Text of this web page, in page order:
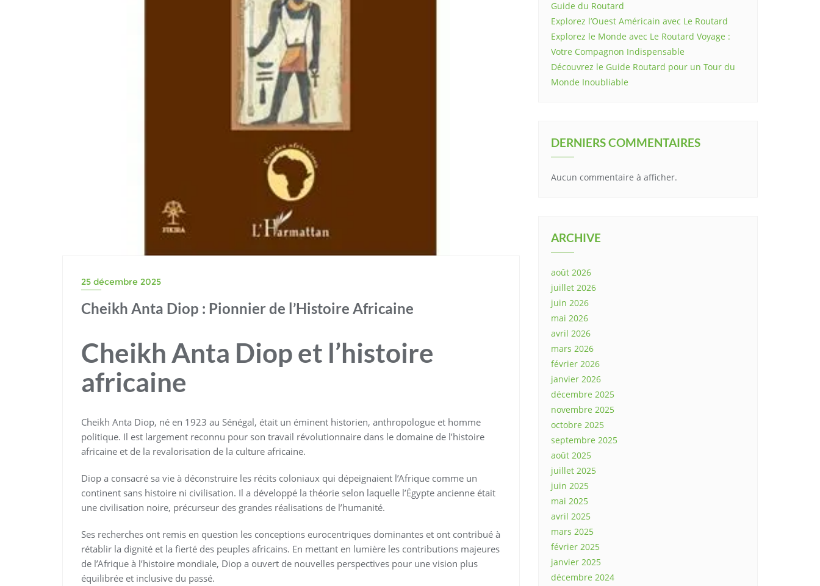
25 décembre 2025
Cheikh Anta Diop : Pionnier de l’Histoire Africaine
Cheikh Anta Diop et l’histoire
africaine
Cheikh Anta Diop, né en 1923 au Sénégal, était un éminent historien, anthropologue et homme
politique. Il est largement reconnu pour son travail révolutionnaire dans le domaine de l’histoire
africaine et de la revalorisation de la culture africaine.
Diop a consacré sa vie à déconstruire les récits coloniaux qui dépeignaient l’Afrique comme un
continent sans histoire ni civilisation. Il a développé la théorie selon laquelle l’Égypte ancienne était
une civilisation noire, précurseur des grandes réalisations de l’humanité.
Ses recherches ont remis en question les conceptions eurocentriques dominantes et ont contribué à
rétablir la dignité et la fierté des peuples africains. En mettant en lumière les contributions majeures
de l’Afrique à l’histoire mondiale, Diop a ouvert de nouvelles perspectives pour une vision plus
équilibrée et inclusive du passé.
Guide du Routard
Explorez l’Ouest Américain avec Le Routard
Explorez le Monde avec Le Routard Voyage :
Votre Compagnon Indispensable
Découvrez le Guide Routard pour un Tour du
Monde Inoubliable
DERNIERS COMMENTAIRES
Aucun commentaire à afficher.
ARCHIVE
août 2026
juillet 2026
juin 2026
mai 2026
avril 2026
mars 2026
février 2026
janvier 2026
décembre 2025
novembre 2025
octobre 2025
septembre 2025
août 2025
juillet 2025
juin 2025
mai 2025
avril 2025
mars 2025
février 2025
janvier 2025
décembre 2024